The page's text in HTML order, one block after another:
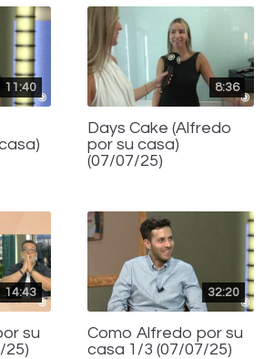
11:40 8:36
Days Cake (Alfredo
por su casa)
(07/07/25)
14:43
su
25)
32:20
Como Alfredo por su
casa 1/3 (07/07/25)